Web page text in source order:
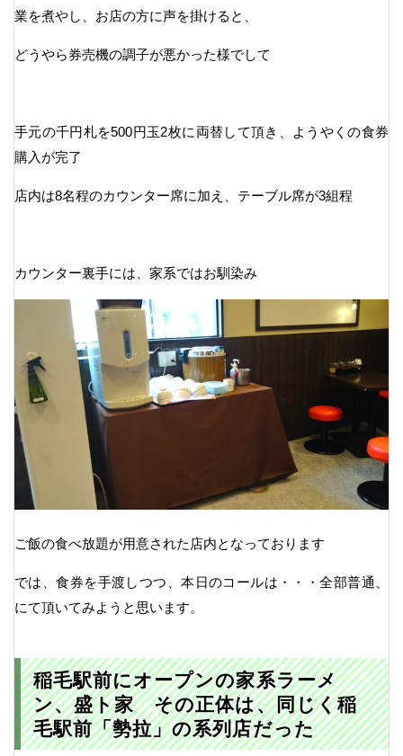
業を煮やし、お店の方に声を掛けると、
どうやら券売機の調子が悪かった様でして
手元の千円札を500円玉2枚に両替して頂き、ようやくの食券
購入が完了
店内は8名程のカウンター席に加え、テーブル席が3組程
カウンター裏手には、家系ではお馴染み
ご飯の食べ放題が用意された店内となっております
では、食券を手渡しつつ、本日のコールは・・・全部普通、
にて頂いてみようと思います。
稲毛駅前にオープンの家系ラーメ
ン、盛ト家 その正体は、同じく稲
毛駅前「勢拉」の系列店だった